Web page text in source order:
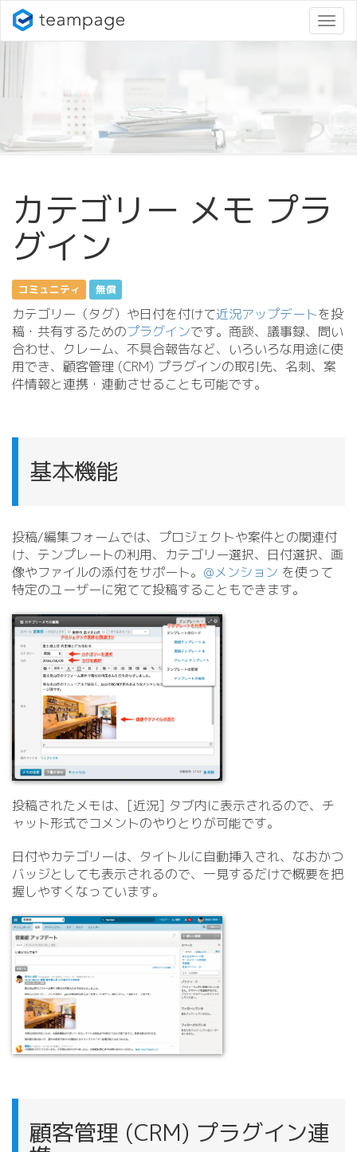
ナ
ビ
カテゴリー メモ プラ
グイン
コミュニティ 無償
カテゴリー（タグ）や日付を付けて近況アップデートを投
稿・共有するためのプラグインです。商談、議事録、問い
合わせ、クレーム、不具合報告など、いろいろな用途に使
用でき、顧客管理 (CRM) プラグインの取引先、名刺、案
件情報と連携・連動させることも可能です。
基本機能
投稿/編集フォームでは、プロジェクトや案件との関連付
け、テンプレートの利用、カテゴリー選択、日付選択、画
像やファイルの添付をサポート。 @メンション を使って
特定のユーザーに宛てて投稿することもできます。
投稿されたメモは、[近況] タブ内に表示されるので、チ
ャット形式でコメントのやりとりが可能です。
日付やカテゴリーは、タイトルに自動挿入され、なおかつ
バッジとしても表示されるので、一見するだけで概要を把
握しやすくなっています。
顧客管理 (CRM) プラグイン連